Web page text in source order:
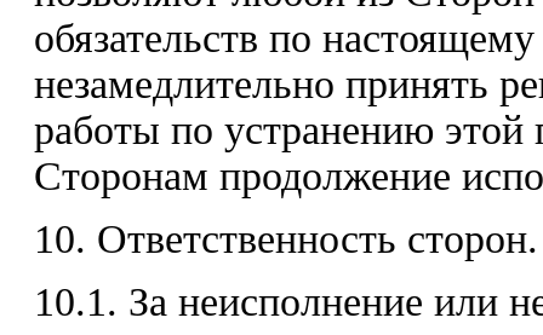
обязательств по
незамедлительно принять
работы по устранению
Сторонам продолжение
10. Ответственность сторон.
10.1. За неисполнение или